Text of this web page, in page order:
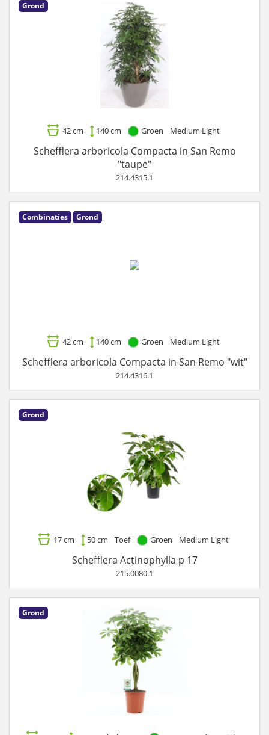
Grond
42 cm 140 cm Groen Medium Light
Schefflera arboricola Compacta in San Remo
"taupe"
214.4315.1
Combinaties Grond
42 cm 140 cm Groen Medium Light
Schefflera arboricola Compacta in San Remo "wit"
214.4316.1
Grond
17 cm 50 cm Toef Groen Medium Light
Schefflera Actinophylla p 17
215.0080.1
Grond